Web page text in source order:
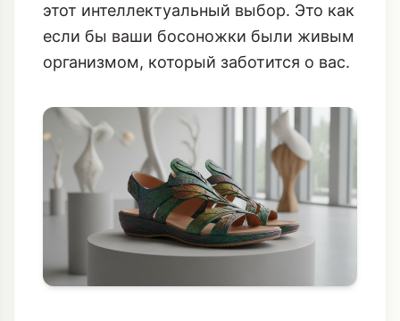
этот интеллектуальный выбор. Это как
если бы ваши босоножки были живым
организмом, который заботится о вас.